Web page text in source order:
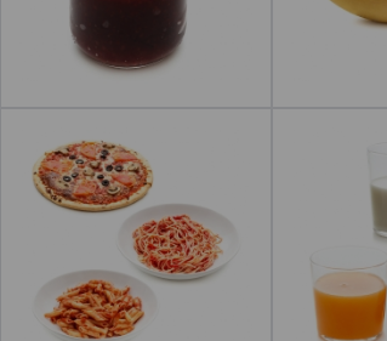
Leer más
Pasta
Inicio
Guía de uso
Contacto